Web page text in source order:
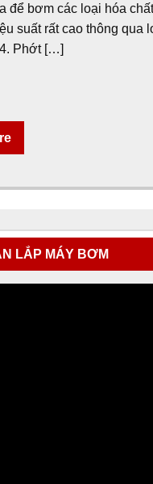
để bơm các loại hóa
suất rất cao thông qua
Phớt […]
LẮP MÁY BƠM